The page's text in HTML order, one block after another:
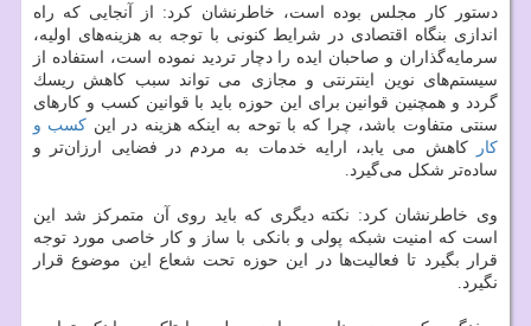
دستور كار مجلس بوده است، خاطرنشان كرد: از آنجایی كه راه
اندازی بنگاه اقتصادی در شرایط كنونی با توجه به هزینه‌های اولیه،
سرمایه‌گذاران و صاحبان ایده را دچار تردید نموده است، استفاده از
سیستم‌های نوین اینترنتی و مجازی می تواند سبب كاهش ریسك
گردد و همچنین قوانین برای این حوزه باید با قوانین كسب و كارهای
سنتی متفاوت باشد، چرا كه با توحه به اینكه هزینه در این كسب و
كار
كاهش می یابد، ارایه خدمات به مردم در فضایی ارزان‌تر و
ساده‌تر شكل می‌گیرد.
وی خاطرنشان كرد: نكته دیگری كه باید روی آن متمركز شد این
است كه امنیت شبكه‌ پولی و بانكی با ساز و كار خاصی مورد توجه
قرار بگیرد تا فعالیت‌ها در این حوزه تحت شعاع این موضوع قرار
نگیرد.